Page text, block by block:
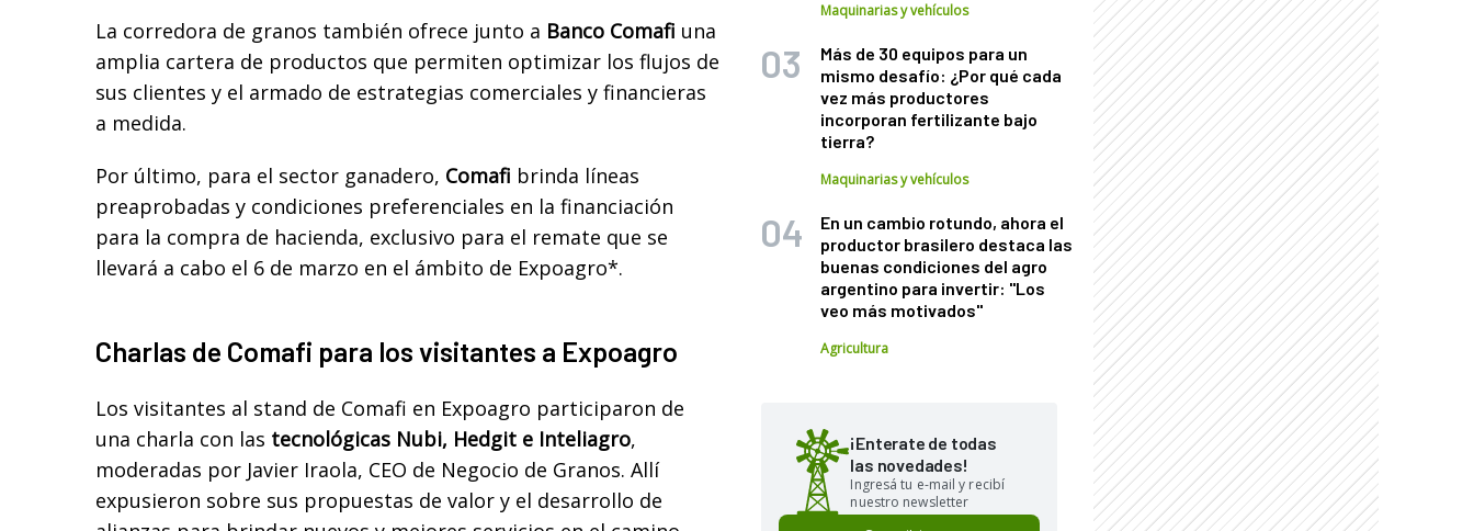
La corredora de granos también ofrece junto a Banco Comafi una
amplia cartera de productos que permiten optimizar los flujos de
sus clientes y el armado de estrategias comerciales y financieras
a medida.
Por último, para el sector ganadero, Comafi brinda líneas
preaprobadas y condiciones preferenciales en la financiación
para la compra de hacienda, exclusivo para el remate que se
llevará a cabo el 6 de marzo en el ámbito de Expoagro*.
Charlas de Comafi para los visitantes a Expoagro
Los visitantes al stand de Comafi en Expoagro participaron de
una charla con las tecnológicas Nubi, Hedgit e Inteliagro,
moderadas por Javier Iraola, CEO de Negocio de Granos. Allí
expusieron sobre sus propuestas de valor y el desarrollo de
Maquinarias y vehículos
Más de 30 equipos para un
mismo desafío: ¿Por qué cada
vez más productores
incorporan fertilizante bajo
tierra?
Maquinarias y vehículos
En un cambio rotundo, ahora el
productor brasilero destaca las
buenas condiciones del agro
argentino para invertir: "Los
veo más motivados"
Agricultura
¡Enterate de todas
las novedades!
Ingresá tu e-mail y recibí
nuestro newsletter